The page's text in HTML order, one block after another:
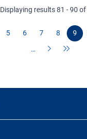
Displaying results 81 - 90
5 6 7 8 9
…